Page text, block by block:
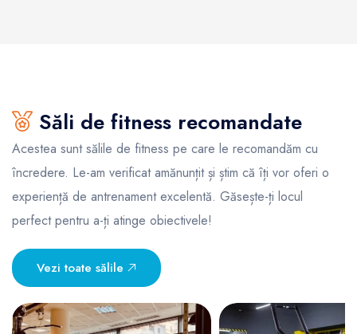
Săli de fitness recomandate
Acestea sunt sălile de fitness pe care le recomandăm cu
încredere. Le-am verificat amănunțit și știm că îți vor oferi o
experiență de antrenament excelentă. Găsește-ți locul
perfect pentru a-ți atinge obiectivele!
Vezi toate sălile